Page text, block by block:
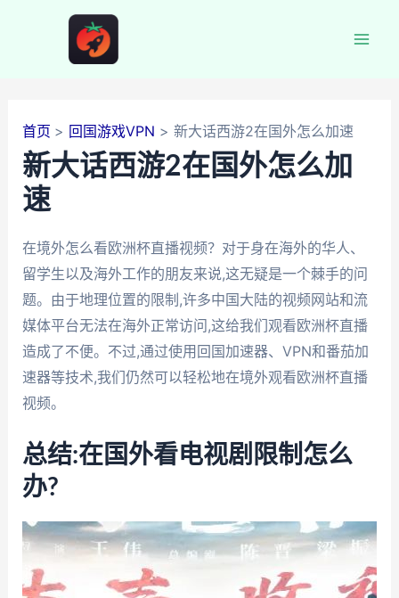
首页 回国游戏VPN 新大话西游2在国外怎么加速
新大话西游2在国外怎么加
速
在境外怎么看欧洲杯直播视频？对于身在海外的华人、
留学生以及海外工作的朋友来说,这无疑是一个棘手的问
题。由于地理位置的限制,许多中国大陆的视频网站和流
媒体平台无法在海外正常访问,这给我们观看欧洲杯直播
造成了不便。不过,通过使用回国加速器、VPN和番茄加
速器等技术,我们仍然可以轻松地在境外观看欧洲杯直播
视频。
总结:在国外看电视剧限制怎么
办?